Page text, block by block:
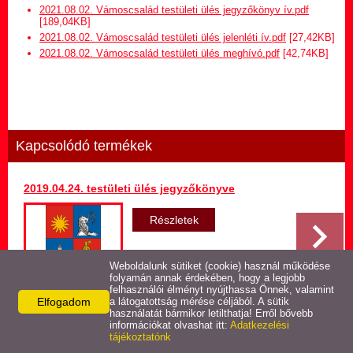
Hirdetmény termőföld
bérletére
Települési Arculati
Képviselő-testületi ülések
Egészségügyi ellátás
Egyéb szolgáltatások
Látnivalók
2021.08.02. Vámoscsalád testületi ülés jegyzőkönyv ív.pdf
[189,04KB]
2021.08.02. Vámoscsalád testületi ülés jelenléti ív.pdf [27,42KB]
2021.08.02. Vámoscsalád testületi ülés meghívó.pdf [42,74KB]
Kapcsolódó termékek
2019.04.24. testületi ülés jegyzőkönyve
Részletek
Vissza az előző oldalra!
Elfogadom
Weboldalunk sütiket (cookie) használ működése
folyamán annak érdekében, hogy a legjobb
felhasználói élményt nyújthassa Önnek, valamint
a látogatottság mérése céljából. A sütik
használatát bármikor letilthatja! Erről bővebb
információkat olvashat itt: Adatkezelési
tájékoztatónk